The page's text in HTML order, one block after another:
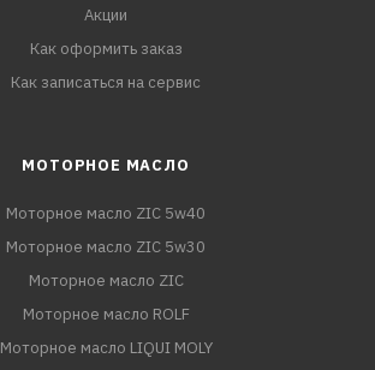
Акции
Как оформить заказ
Как записаться на сервис
МОТОРНОЕ МАСЛО
Моторное масло ZIC 5w40
Моторное масло ZIC 5w30
Моторное масло ZIC
Моторное масло ROLF
Моторное масло LIQUI MOLY